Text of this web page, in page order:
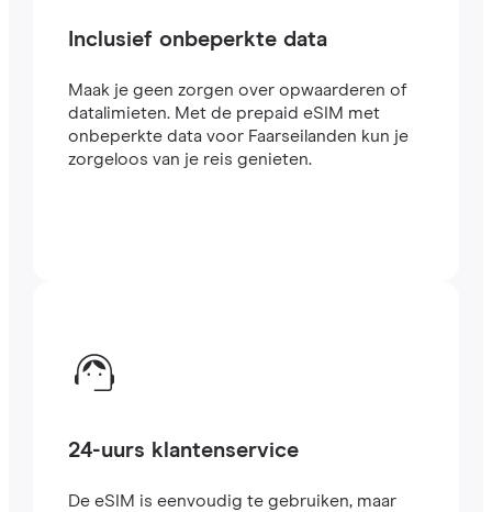
Inclusief onbeperkte data
Maak je geen zorgen over opwaarderen of
datalimieten. Met de prepaid eSIM met
onbeperkte data voor Faarseilanden kun je
zorgeloos van je reis genieten.
24-uurs klantenservice
De eSIM is eenvoudig te gebruiken, maar